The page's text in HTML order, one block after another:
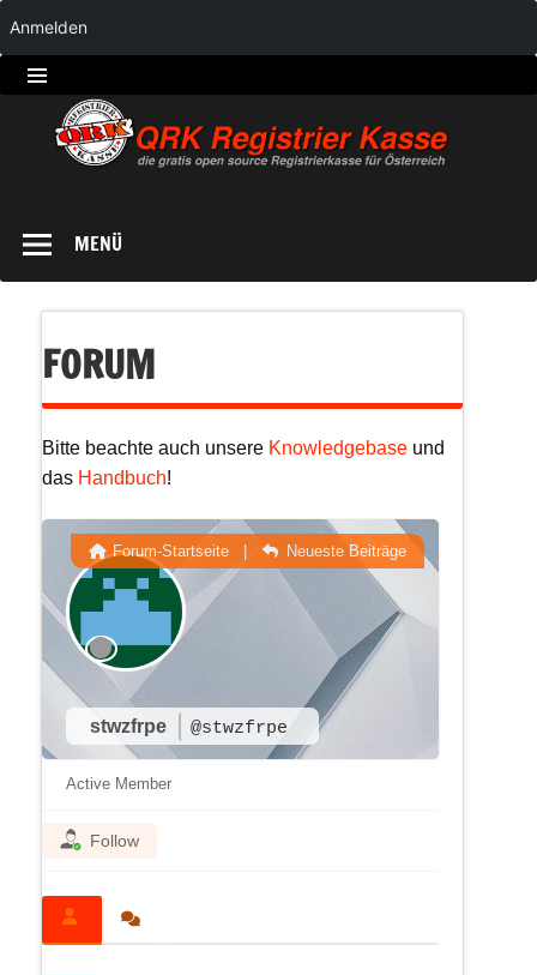
QRK
MENÜ
FORUM
Bitte beachte auch unsere Knowledgebase und
das Handbuch!
stwzfrpe @stwzfrpe
Forum-Startseite Neueste Beiträge
Active Member
Follow
Anmelden